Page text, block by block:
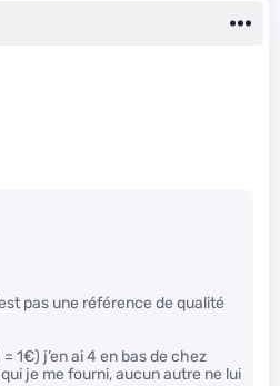
pas une référence de qualité
= 1€) j’en ai 4 en bas de chez
je me fourni, aucun autre ne lui